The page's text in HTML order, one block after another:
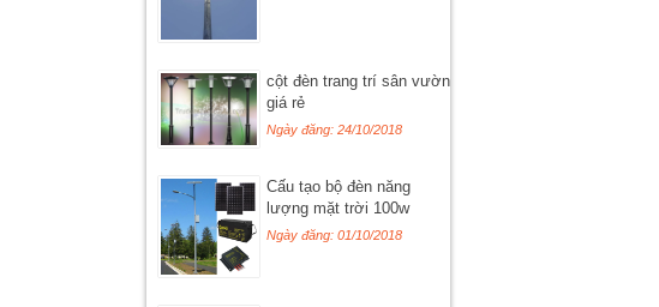
cột đèn trang trí sân vườn
giá rẻ
Ngày đăng: 24/10/2018
Cấu tạo bộ đèn năng
lượng mặt trời 100w
Ngày đăng: 01/10/2018